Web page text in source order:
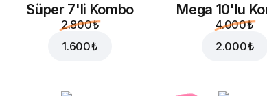
Süper 7'li Kombo
2.800 ₺
1.600 ₺
Mega 10'lu
4.000 ₺
2.000 ₺